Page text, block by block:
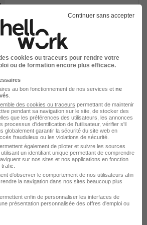
Diagnostic Immobilier
33 000 - 38 000 € / an
il y a 20 jours
Diagnostic Immobilier
Continuer sans accepter
cookies ou traceurs pour rendre votre
ou de formation encore plus efficace.
au bon fonctionnement de nos services et ne
des cookies ou traceurs permettant de maintenir
pendant sa navigation sur le site, de stocker des
que les préférences des utilisateurs, les annonces
processus d'identification de l'utilisateur, vérifier s'il
globalement garantir la sécurité du site web en
frauduleux ou les violations de sécurité.
également de piloter et suivre les sources
un identifiant unique permettant de comprendre
sur nos sites et nos applications en fonction
d’observer le comportement de nos utilisateurs afin
la navigation dans nos sites beaucoup plus
enfin de personnaliser les interfaces de
présentation personnalisée des offres d'emploi ou